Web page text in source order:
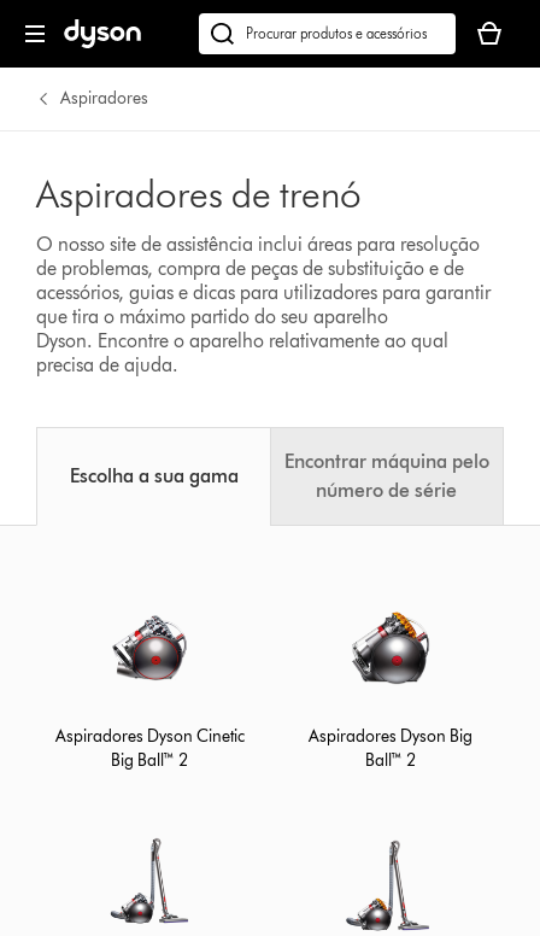
Pesquisar
em
seu
cesto
Aspiradores
Aspiradores de trenó
O nosso site de assistência inclui áreas para resolução
de problemas, compra de peças de substituição e de
acessórios, guias e dicas para utilizadores para garantir
que tira o máximo partido do seu aparelho
Dyson. Encontre o aparelho relativamente ao qual
precisa de ajuda.
Escolha a sua gama
Encontrar máquina pelo
número de série
Aspiradores Dyson Cinetic
Big Ball™ 2
Aspiradores Dyson Big
Ball™ 2